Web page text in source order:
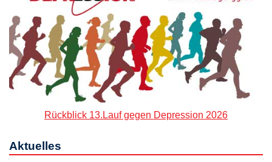
Rückblick 13.Lauf gegen Depression 2026
Aktuelles